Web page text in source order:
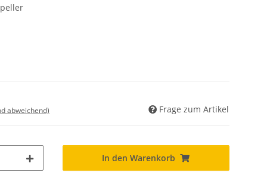
abweichend) Frage zum Artikel
In den Warenkorb